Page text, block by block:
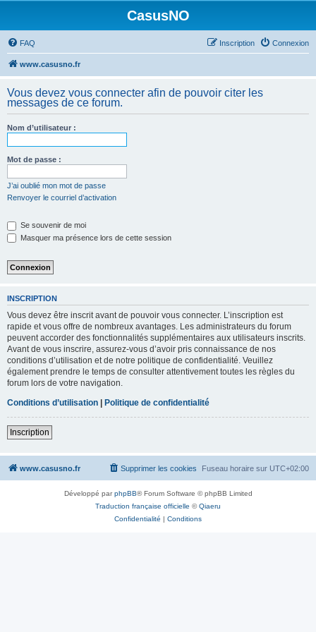
CasusNO
FAQ Connexion
Inscription
www.casusno.fr
Vous devez vous connecter afin de pouvoir citer les
messages de ce forum.
Nom d’utilisateur :
Mot de passe :
J’ai oublié mon mot de passe
Renvoyer le courriel d’activation
Se souvenir de moi
Masquer ma présence lors de cette session
INSCRIPTION
Vous devez être inscrit avant de pouvoir vous connecter. L’inscription est
rapide et vous offre de nombreux avantages. Les administrateurs du forum
peuvent accorder des fonctionnalités supplémentaires aux utilisateurs inscrits.
Avant de vous inscrire, assurez-vous d’avoir pris connaissance de nos
conditions d’utilisation et de notre politique de confidentialité. Veuillez
également prendre le temps de consulter attentivement toutes les règles du
forum lors de votre navigation.
Conditions d’utilisation | Politique de confidentialité
Inscription
www.casusno.fr Fuseau horaire sur UTC+02:00
Supprimer les cookies
Développé parphpBB® Forum Software © phpBB Limited
Traduction française officielle ©Qiaeru
Confidentialité | Conditions